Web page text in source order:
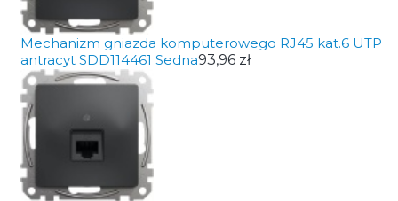
Mechanizm gniazda komputerowego RJ45 kat.6 UTP
antracyt SDD114461 Sedna93,96 zł